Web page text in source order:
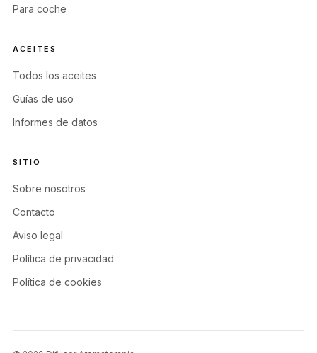
Para coche
ACEITES
Todos los aceites
Guías de uso
Informes de datos
SITIO
Sobre nosotros
Contacto
Aviso legal
Política de privacidad
Política de cookies